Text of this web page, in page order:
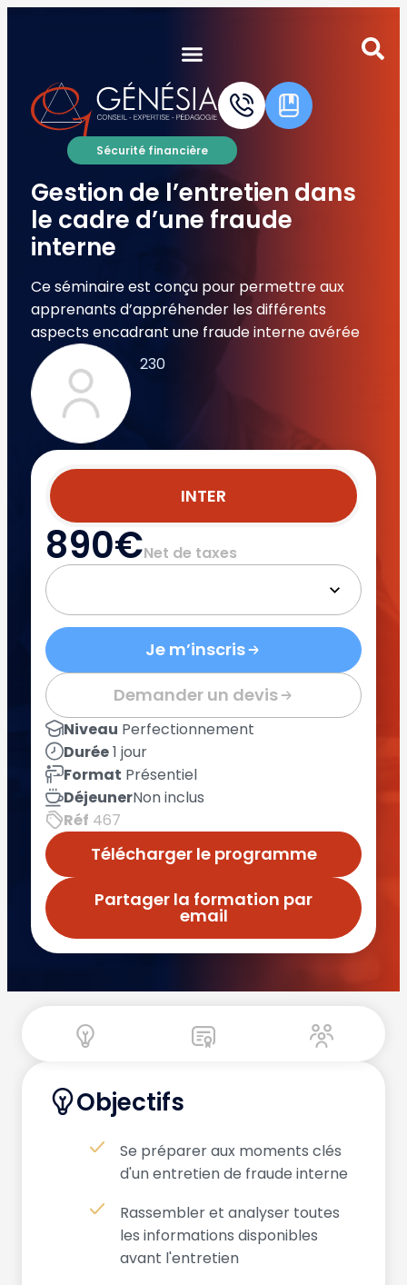
Sécurité financière
Gestion de l’entretien dans
le cadre d’une fraude
interne
Ce séminaire est conçu pour permettre aux
apprenants d’appréhender les différents
aspects encadrant une fraude interne avérée
230
INTER
890€Net de taxes
Je m’inscris
Demander un devis
Niveau Perfectionnement
Durée1 jour
Format Présentiel
DéjeunerNon inclus
Réf 467
Télécharger le programme
Partager la formation par
email
Objectifs
Se préparer aux moments clés
d'un entretien de fraude interne
Rassembler et analyser toutes
les informations disponibles
avant l'entretien